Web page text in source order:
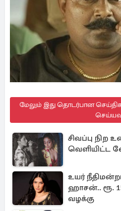
மேலும் இது தொடர்பான
சிவப்பு நிற
வெளியிட்ட
உயர்
ஹாசன்.. ரூ.
வழக்கு